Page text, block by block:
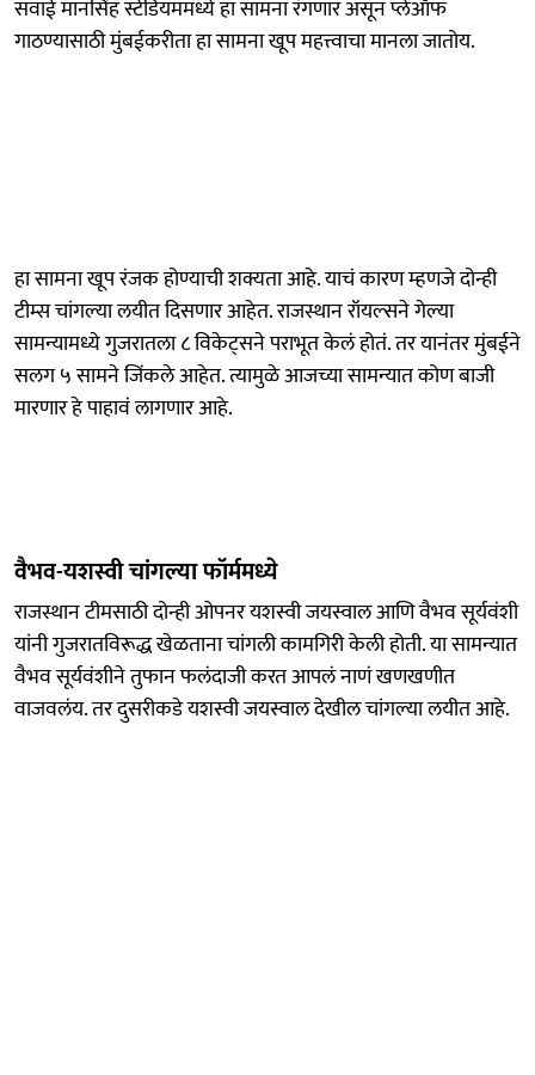
सवाई मानसिंह स्टेडियममध्ये हा सामना रंगणार असून प्लेऑफ
गाठण्यासाठी मुंबईकरीता हा सामना खूप महत्त्वाचा मानला जातोय.
हा सामना खूप रंजक होण्याची शक्यता आहे. याचं कारण म्हणजे दोन्ही
टीम्स चांगल्या लयीत दिसणार आहेत. राजस्थान रॉयल्सने गेल्या
सामन्यामध्ये गुजरातला ८ विकेट्सने पराभूत केलं होतं. तर यानंतर मुंबईने
सलग ५ सामने जिंकले आहेत. त्यामुळे आजच्या सामन्यात कोण बाजी
मारणार हे पाहावं लागणार आहे.
वैभव-यशस्वी चांगल्या फॉर्ममध्ये
राजस्थान टीमसाठी दोन्ही ओपनर यशस्वी जयस्वाल आणि वैभव सूर्यवंशी
यांनी गुजरातविरूद्ध खेळताना चांगली कामगिरी केली होती. या सामन्यात
वैभव सूर्यवंशीने तुफान फलंदाजी करत आपलं नाणं खणखणीत
वाजवलंय. तर दुसरीकडे यशस्वी जयस्वाल देखील चांगल्या लयीत आहे.